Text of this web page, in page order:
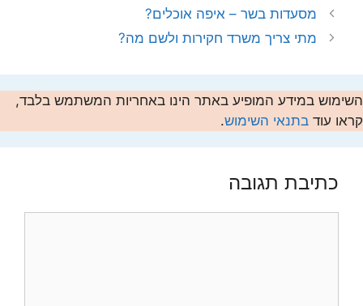
מסעדות בשר – איפה אוכלים?
מתי צריך משרד חקירות ולשם מה?
השימוש במידע המופיע באתר הינו באחריות המשתמש בלבד,
קראו עוד בתנאי השימוש.
כתיבת תגובה